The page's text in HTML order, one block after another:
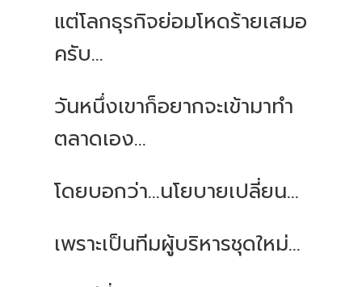
แต่โลกธุรกิจย่อมโหดร้ายเสมอ
ครับ...
วันหนึ่งเขาก็อยากจะเข้ามาทำ
ตลาดเอง...
โดยบอกว่า...นโยบายเปลี่ยน...
เพราะเป็นทีมผู้บริหารชุดใหม่...